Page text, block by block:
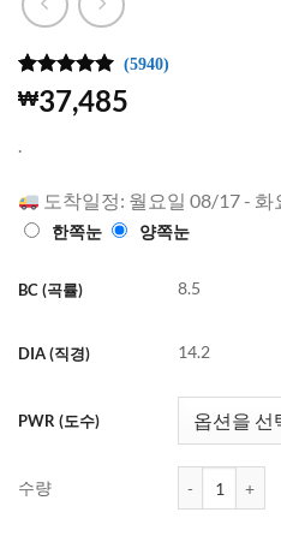
4.99개의
고객 평가
로 5점 만
5940
(5940)
₩37,485
.
도착일정: 월요일 08/17 -
한쪽눈 양쪽눈
BC (곡률) 8.5
DIA (직경) 14.2
PWR (도수)
수량